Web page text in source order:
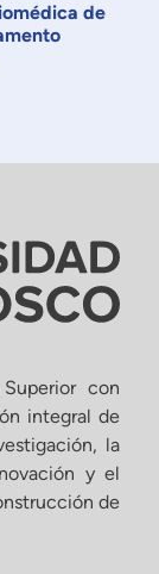
de
con
integral de
la
y el
de